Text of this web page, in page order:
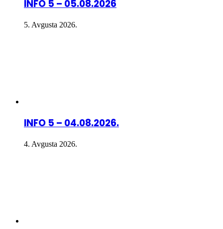
INFO 5 – 05.08.2026
5. Avgusta 2026.
INFO 5 – 04.08.2026.
4. Avgusta 2026.